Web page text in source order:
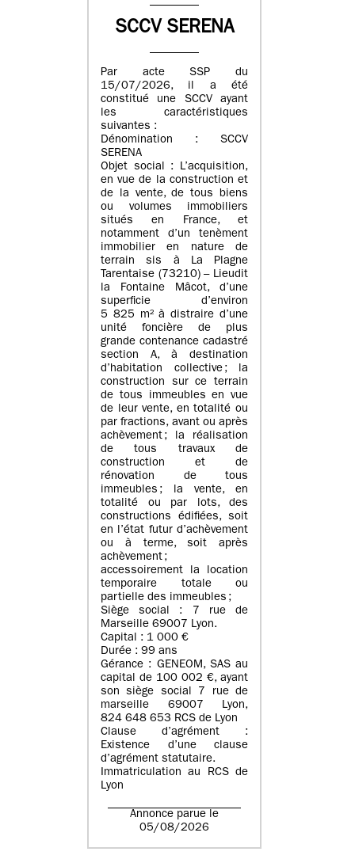
SCCV SERENA
Par acte SSP du
15/07/2026, il a été
constitué une SCCV ayant
les caractéristiques
suivantes :
Dénomination : SCCV
SERENA
Objet social : L’acquisition,
en vue de la construction et
de la vente, de tous biens
ou volumes immobiliers
situés en France, et
notamment d’un tenèment
immobilier en nature de
terrain sis à La Plagne
Tarentaise (73210) – Lieudit
la Fontaine Mâcot, d’une
superficie d’environ
5 825 m² à distraire d’une
unité foncière de plus
grande contenance cadastré
section A, à destination
d’habitation collective ; la
construction sur ce terrain
de tous immeubles en vue
de leur vente, en totalité ou
par fractions, avant ou après
achèvement ; la réalisation
de tous travaux de
construction et de
rénovation de tous
immeubles ; la vente, en
totalité ou par lots, des
constructions édifiées, soit
en l’état futur d’achèvement
ou à terme, soit après
achèvement ;
accessoirement la location
temporaire totale ou
partielle des immeubles ;
Siège social : 7 rue de
Marseille 69007 Lyon.
Capital : 1 000 €
Durée : 99 ans
Gérance : GENEOM, SAS au
capital de 100 002 €, ayant
son siège social 7 rue de
marseille 69007 Lyon,
824 648 653 RCS de Lyon
Clause d’agrément :
Existence d’une clause
d’agrément statutaire.
Immatriculation au RCS de
Lyon
Annonce parue le
05/08/2026